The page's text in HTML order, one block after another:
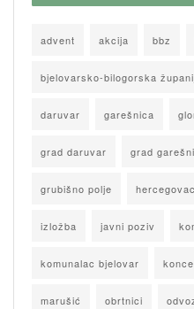
advent akcija bbz
bjelovarsko-bilogorska
daruvar garešnica
grad daruvar grad
grubišno polje hercegovac
izložba javni poziv
komunalac bjelovar
marušić obrtnici